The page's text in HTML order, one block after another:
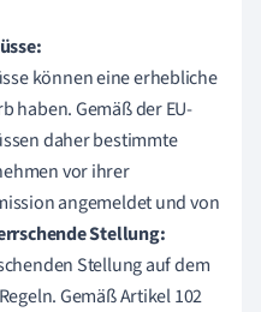
können eine erhebliche
haben. Gemäß der EU-
daher bestimmte
vor ihrer
angemeldet und von
Stellung:
Stellung auf dem
Gemäß Artikel 102